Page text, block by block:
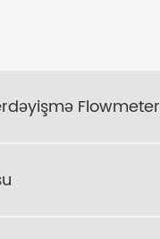
Flowmeter